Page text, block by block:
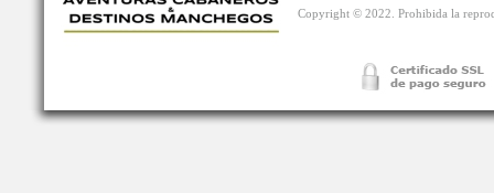
Copyright © 2022. Prohibida la